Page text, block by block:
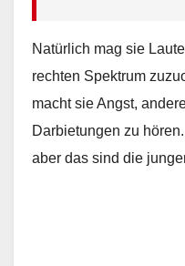
Natürlich mag sie
rechten Spektrum
macht sie Angst,
Darbietungen zu
aber das sind die